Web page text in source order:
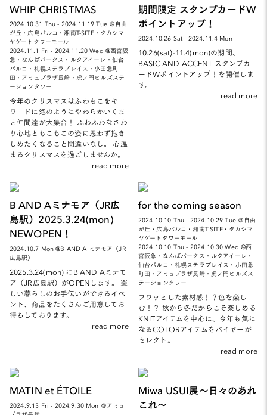
WHIP CHRISTMAS
2024.10.31 Thu - 2024.11.19 Tue ＠自由
が丘・広島パルコ・湘南T-SITE・タカシマ
ヤゲートタワーモール
2024.11.1 Fri - 2024.11.20 Wed @西宮阪
急・なんばパークス・ルクアイーレ・仙台
パルコ・札幌ステラプレイス・小田急町
田・アミュプラザ長崎・虎ノ門ヒルズステ
ーションタワー
今年のクリスマスはふわもこをキー
ワードに泡のようにやわらかいくま
と仲間達が大集合！ ふわふわなさわ
り心地ともこもこの姿に思わず抱き
しめたくなること間違いなし。 心温
まるクリスマスを過ごしませんか。
read more
期間限定 スタンプカードW
ポイントアップ！
2024.10.26 Sat - 2024.11.4 Mon
10.26(sat)-11.4(mon)の期間、
BASIC AND ACCENT スタンプカ
ードWポイントアップ！を開催しま
す。
read more
B AND Aミナモア（JR広
島駅）2025.3.24(mon)
NEWOPEN！
2024.10.7 Mon @B AND A ミナモア（JR
広島駅）
2025.3.24(mon) にB AND Aミナモ
ア（JR広島駅）がOPENします。 楽
しい暮らしのお手伝いができるイベ
ント、商品をたくさんご用意してお
待ちしております。
read more
for the coming season
2024.10.10 Thu - 2024.10.29 Tue ＠自由
が丘・広島パルコ・湘南T-SITE・タカシマ
ヤゲートタワーモール
2024.10.10 Thu - 2024.10.30 Wed @西
宮阪急・なんばパークス・ルクアイーレ・
仙台パルコ・札幌ステラプレイス・小田急
町田・アミュプラザ長崎・虎ノ門ヒルズス
テーションタワー
フワッとした素材感！？色を楽し
む！？ 秋から冬だからこそ楽しめる
KNITアイテムを中心に、今年も気に
なるCOLORアイテムをバイヤーが
セレクト。
read more
MATIN et ÉTOILE
2024.9.13 Fri - 2024.9.30 Mon ＠アミュ
Miwa USUI展～日々のあれ
これ～